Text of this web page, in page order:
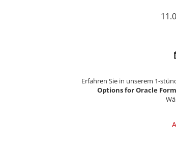
Erfahren Sie in unserem 1-
Options for Oracle